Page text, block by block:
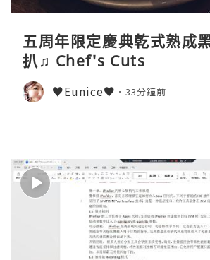
五周年限定慶典乾式熟成
扒♫ Chef's Cuts
♥Eunice♥ 33分鐘前